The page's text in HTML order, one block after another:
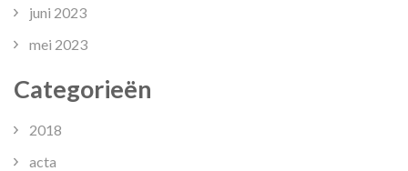
juni 2023
mei 2023
Categorieën
2018
acta